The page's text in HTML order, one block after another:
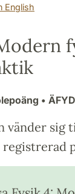
English
•
vänder sig